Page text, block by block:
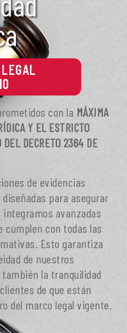
con la MÁXIMA
Y EL ESTRICTO
DECRETO 2364 DE
de evidencias
para asegurar
integramos avanzadas
cumplen con todas las
Esto garantiza
de nuestros
la tranquilidad
de que están
del marco legal vigente.